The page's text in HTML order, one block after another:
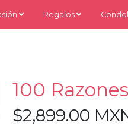
Regalos
100 Razones
$2,899.00